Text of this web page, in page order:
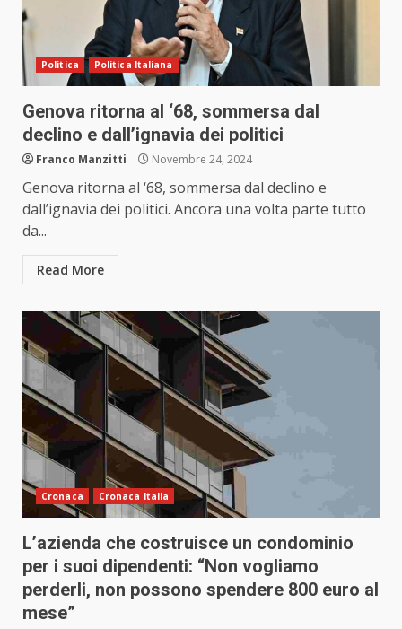
Politica Politica Italiana
Genova ritorna al ‘68, sommersa dal
declino e dall’ignavia dei politici
Franco Manzitti Novembre 24, 2024
Genova ritorna al ‘68, sommersa dal declino e
dall’ignavia dei politici. Ancora una volta parte tutto
da...
Read More
Cronaca Cronaca Italia
L’azienda che costruisce un condominio
per i suoi dipendenti: “Non vogliamo
perderli, non possono spendere 800 euro al
mese”